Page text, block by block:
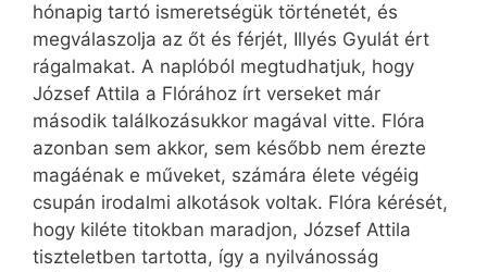
hónapig tartó ismeretségük történetét, és
megválaszolja az őt és férjét, Illyés Gyulát ért
rágalmakat. A naplóból megtudhatjuk, hogy
József Attila a Flórához írt verseket már
második találkozásukkor magával vitte. Flóra
azonban sem akkor, sem később nem érezte
magáénak e műveket, számára élete végéig
csupán irodalmi alkotások voltak. Flóra kérését,
hogy kiléte titokban maradjon, József Attila
tiszteletben tartotta, így a nyilvánosság